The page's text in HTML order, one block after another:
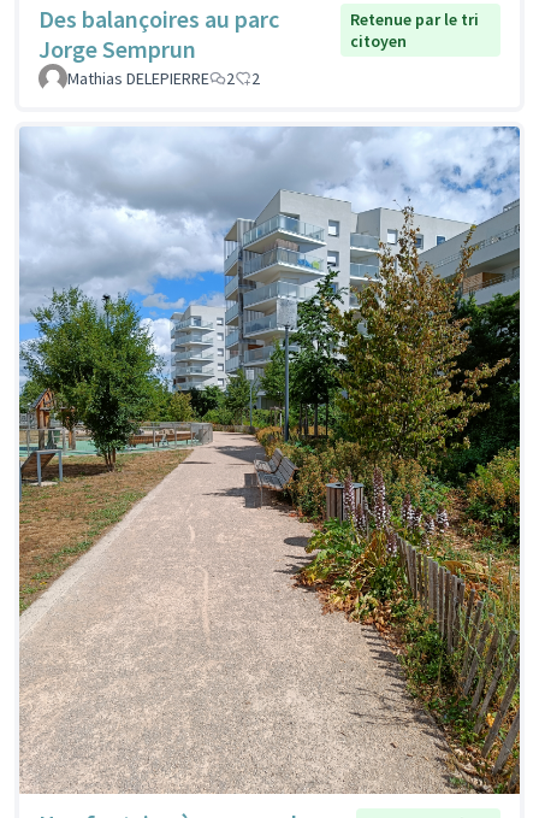
Des balançoires au parc
Jorge Semprun
Retenue par le tri
citoyen
Mathias DELEPIERRE
2 2